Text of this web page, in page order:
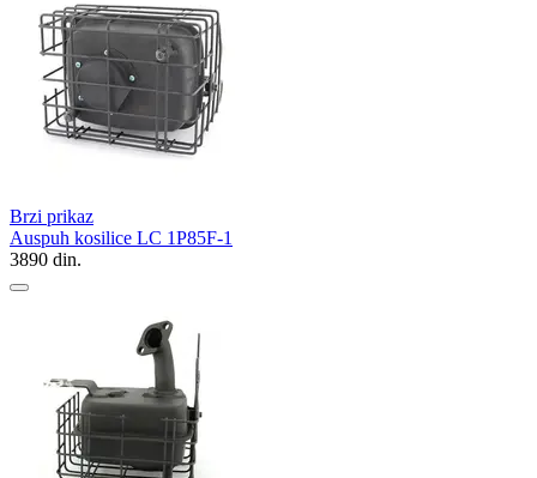
Brzi prikaz
Auspuh kosilice LC 1P85F-1
3890 din.